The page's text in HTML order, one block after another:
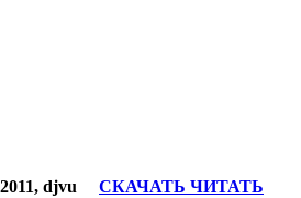
2011, djvu СКАЧАТЬ ЧИТАТЬ